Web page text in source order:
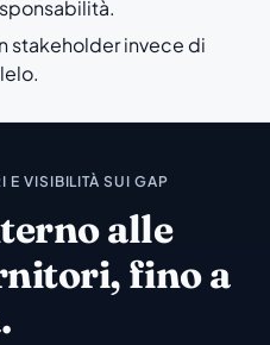
stakeholder invece di
E VISIBILITÀ SUI GAP
alle
fino a